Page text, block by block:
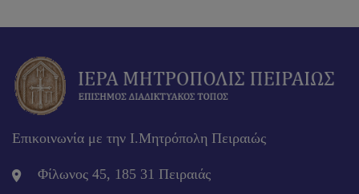
Επικοινωνία με την Ι.Μητρόπολη Πειραιώς
Φίλωνος 45, 185 31 Πειραιάς